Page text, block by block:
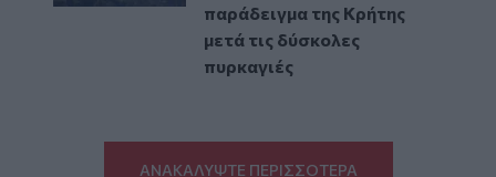
παράδειγμα της Κρήτης
μετά τις δύσκολες
πυρκαγιές
ΑΝΑΚΑΛΥΨΤΕ ΠΕΡΙΣΣΟΤΕΡΑ